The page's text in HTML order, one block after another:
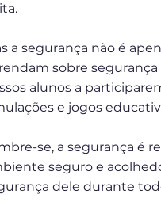
a segurança não é
sobre
alunos a
e jogos
se, a segurança é
seguro e
dele durante